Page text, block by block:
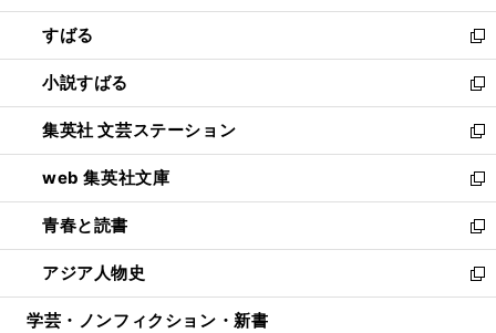
開
く
ウ
で
開
く
ン
ド
ウ
で
開
く
すばる
新
し
い
ウ
ィ
ン
ド
ウ
で
開
く
小説すばる
新
し
い
ウ
ィ
ン
ド
ウ
で
開
集英社 文芸ステーション
新
し
い
ウ
ィ
ン
ド
ウ
web 集英社文庫
新
し
い
ウ
ィ
ン
青春と読書
新
し
い
ウ
アジア人物史
新
し
学芸・ノンフィクション・新書